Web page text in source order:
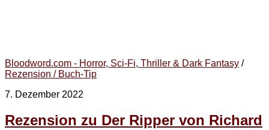
Bloodword.com - Horror, Sci-Fi, Thriller & Dark Fantasy /
Rezension / Buch-Tip
7. Dezember 2022
Rezension zu Der Ripper von Richard